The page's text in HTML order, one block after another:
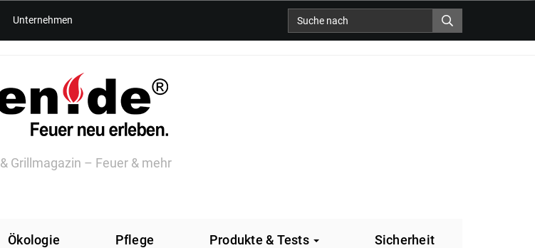
Unternehmen
Grillmagazin – Feuer & mehr
Ökologie Pflege Produkte & Tests Sicherheit